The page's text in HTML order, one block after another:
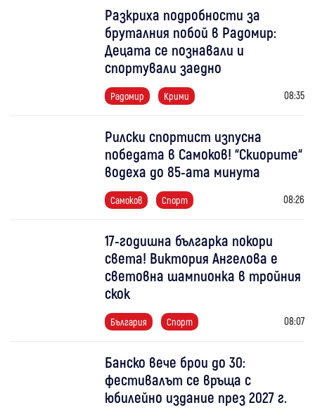
Разкриха подробности за
бруталния побой в Радомир:
Децата се познавали и
спортували заедно
Радомир Крими 08:35
Рилски спортист изпусна
победата в Самоков! “Скиорите“
водеха до 85-ата минута
Самоков Спорт 08:26
17-годишна българка покори
света! Виктория Ангелова е
световна шампионка в тройния
скок
България Спорт 08:07
Банско вече брои до 30:
фестивалът се връща с
юбилейно издание през 2027 г.